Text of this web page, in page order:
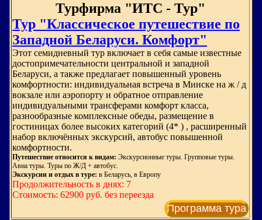
Турфирма "ИТС - Тур"
Тур "Классическое путешествие по
Западной Беларуси. Комфорт"
Этот семидневный тур включает в себя самые известные
достопримечательности центральной и западной
Беларуси, а также предлагает повышенный уровень
комфортности: индивидуальная встреча в Минске на ж / д
вокзале или аэропорту и обратное отправление
индивидуальными трансферами комфорт класса,
разнообразные комплексные обеды, размещение в
гостиницах более высоких категорий (4* ) , расширенный
набор включённых экскурсий, автобус повышенной
комфортности.
Путешествие относится к видам: Экскурсионные туры. Групповые туры.
Авиа туры. Туры по Ж/Д + автобус.
Экскурсии и отдых в туре: в Беларусь, в Европу
Продолжительность в днях: 7
Стоимость: 62900 руб. без переезда
Программа тура